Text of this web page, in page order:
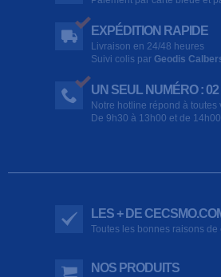
EXPÉDITION RAPIDE
Livraison en 24/48 heures
Suivi colis par Geodis
UN SEUL NUMÉRO : 02
Notre hotline répond à toutes
De 9h30 à 13h00 et de
LES + DE
Toutes les bonnes raisons de
NOS PRODUITS